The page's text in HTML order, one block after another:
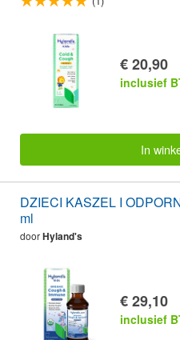
€ 20,90
inclusief
In
DZIECI KASZEL I
ml
doorHyland's
€ 29,10
inclusief